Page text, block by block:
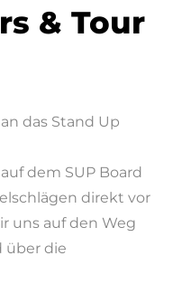
& Tour
das Stand Up
dem SUP Board
direkt vor
uns auf den Weg
über die